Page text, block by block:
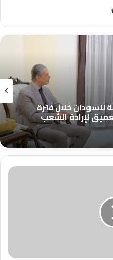
للسودان خلال فترة
لإرادة الشعب